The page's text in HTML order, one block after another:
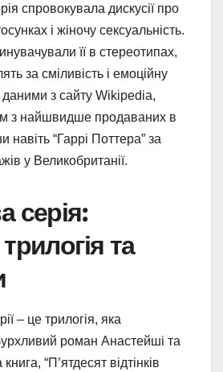
спровокувала дискусії про
і жіночу сексуальність.
її в стереотипах,
за сміливість і емоційну
даними з сайту Wikipedia,
з найшвидше продаваних в
навіть “Гаррі Поттера” за
у Великобританії.
серія:
та
– це трилогія, яка
роман Анастейші та
“П’ятдесят відтінків